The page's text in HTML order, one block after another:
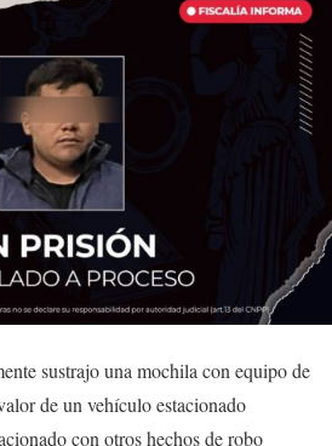
sustrajo una mochila con equipo de
de un vehículo estacionado
con otros hechos de robo